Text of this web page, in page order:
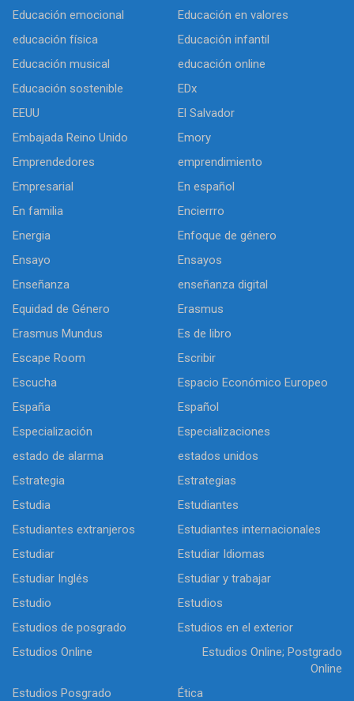
Educación emocional
Educación en valores
educación física
Educación infantil
Educación musical
educación online
Educación sostenible
EDx
EEUU
El Salvador
Embajada Reino Unido
Emory
Emprendedores
emprendimiento
Empresarial
En español
En familia
Encierrro
Energia
Enfoque de género
Ensayo
Ensayos
Enseñanza
enseñanza digital
Equidad de Género
Erasmus
Erasmus Mundus
Es de libro
Escape Room
Escribir
Escucha
Espacio Económico Europeo
España
Español
Especialización
Especializaciones
estado de alarma
estados unidos
Estrategia
Estrategias
Estudia
Estudiantes
Estudiantes extranjeros
Estudiantes internacionales
Estudiar
Estudiar Idiomas
Estudiar Inglés
Estudiar y trabajar
Estudio
Estudios
Estudios de posgrado
Estudios en el exterior
Estudios Online
Estudios Online; Postgrado
Online
Estudios Posgrado
Ética